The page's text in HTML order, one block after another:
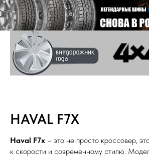
HAVAL F7X
Haval F7x – это не просто кроссовер,
к скорости и современному стилю.